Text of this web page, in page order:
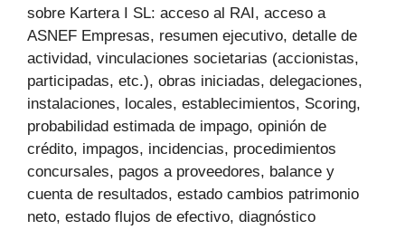
sobre Kartera I SL: acceso al RAI, acceso a
ASNEF Empresas, resumen ejecutivo, detalle de
actividad, vinculaciones societarias (accionistas,
participadas, etc.), obras iniciadas, delegaciones,
instalaciones, locales, establecimientos, Scoring,
probabilidad estimada de impago, opinión de
crédito, impagos, incidencias, procedimientos
concursales, pagos a proveedores, balance y
cuenta de resultados, estado cambios patrimonio
neto, estado flujos de efectivo, diagnóstico